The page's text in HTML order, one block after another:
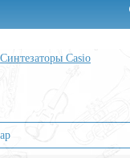
Синтезаторы Casio